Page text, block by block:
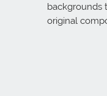
backgrounds
original